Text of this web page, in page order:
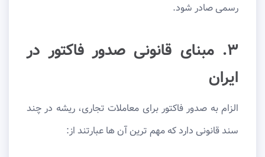
رسمی صادر شود.
۳. مبنای قانونی صدور فاکتور در
ایران
الزام به صدور فاکتور برای معاملات تجاری، ریشه در چند
سند قانونی دارد که مهم ترین آن ها عبارتند از: